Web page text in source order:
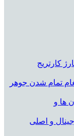
کارتریج
تمام شدن جوهر
ها و
و اصلی